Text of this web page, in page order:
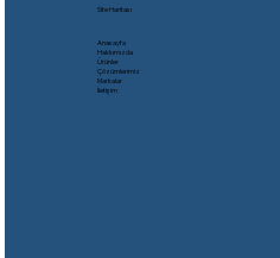
Site Haritası
Anasayfa
Hakkımızda
Ürünler
Çözümlerimiz
Markalar
İletişim